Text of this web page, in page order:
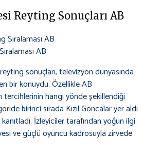
Reyting Sonuçları AB
AB
sonuçları, televizyon dünyasında
bir konuydu. Özellikle AB
hangi yönde şekillendiği
birinci sırada Kızıl Goncalar yer aldı
kanıtladı. İzleyiciler tarafından yoğun ilgi
ve güçlü oyuncu kadrosuyla zirvede